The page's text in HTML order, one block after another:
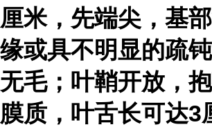
厘米，先端尖，基
缘或具不明显的疏
无毛；叶鞘开放，
膜质，叶舌长可达3